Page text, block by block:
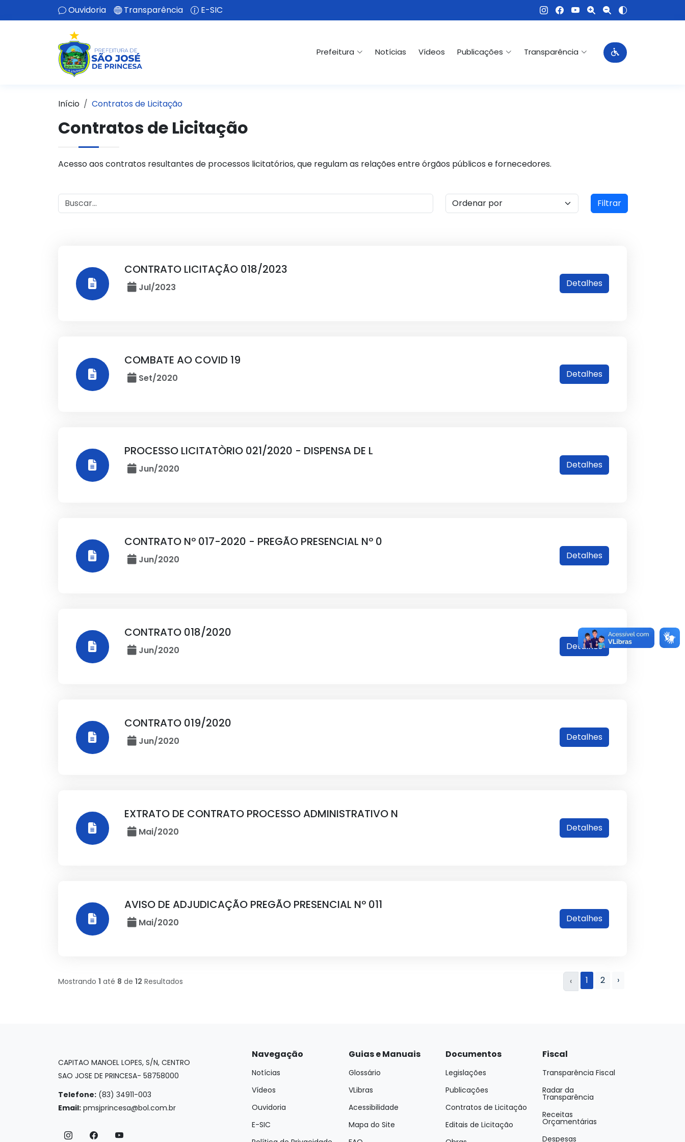
Ouvidoria Transparência E-SIC
Prefeitura Notícias Vídeos Publicações Transparência
Início Contratos de Licitação
Contratos de Licitação
Acesso aos contratos resultantes de processos licitatórios, que regulam as relações entre órgãos públicos e fornecedores.
Filtrar
CONTRATO LICITAÇÃO 018/2023
Jul/2023 Detalhes
COMBATE AO COVID 19
Set/2020 Detalhes
PROCESSO LICITATÒRIO 021/2020 - DISPENSA DE L
Jun/2020 Detalhes
CONTRATO Nº 017-2020 - PREGÃO PRESENCIAL Nº 0
Jun/2020 Detalhes
CONTRATO 018/2020
Jun/2020 Detalhes
CONTRATO 019/2020
Jun/2020 Detalhes
EXTRATO DE CONTRATO PROCESSO ADMINISTRATIVO N
Mai/2020 Detalhes
AVISO DE ADJUDICAÇÃO PREGÃO PRESENCIAL Nº 011
Mai/2020 Detalhes
Mostrando 1 até 8 de 12 Resultados ‹ 1 2 ›
CAPITAO MANOEL LOPES, S/N, CENTRO
SAO JOSE DE PRINCESA- 58758000
Telefone: (83) 34911-003
Email: pmsjprincesa@bol.com.br
Navegação
Notícias
Vídeos
Ouvidoria
E-SIC
Guias e Manuais
Glossário
VLibras
Acessibilidade
Mapa do Site
Documentos
Legislações
Publicações
Contratos de Licitação
Editais de Licitação
Fiscal
Transparência Fiscal
Radar da
Transparência
Receitas
Orçamentárias
Despesas